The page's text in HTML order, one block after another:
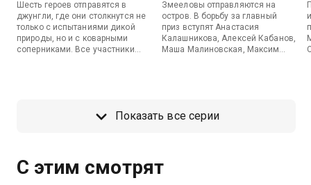
Шесть героев отправятся в
джунгли, где они столкнутся не
только с испытаниями дикой
природы, но и с коварными
соперниками. Все участники
выигрыш. В первом выпуске
Егор Шип и Ассоль.
Змееловы отправляются на
остров. В борьбу за главный
приз вступят Анастасия
Калашникова, Алексей Кабанов,
Маша Малиновская, Максим
Показать все серии
С этим смотрят